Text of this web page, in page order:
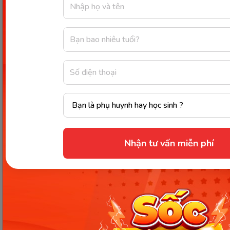
Nhận tư vấn miễn phí
nói chuyện, bắt tay, virus cảm lạnh có thể từ
không khí bám vào người bé.
Ngay khi bé đã đủ tuổi, mẹ hãy đưa bé đến các
cơ sở y tế gần nhà để tiêm phòng vắc xin cảm
lạnh cho bé. Đối với bé chưa đủ 6 tháng tuổi
chưa đủ tuổi để tiêm vắc xin, mẹ hãy chủ động
đi tiêm vắc xin phòng bệnh cho bé ngay từ khi
mang thai.
Virus cảm lạnh có thể lây lan nhanh từ người
này sang người khác thông qua vật trung gian
và chúng có thể sống trên vật trung gian
khoảng vài tiếng. Như vậy, để hạn chế trẻ sờ
vào những vật dụng mà nhiều người có thể
chạm tay vào như tay nắm cửa, lan can cầu
thang, điều khiển,...
Rửa tay: Rửa tay bằng xà phòng sát khuẩn là
cách tốt nhất để phòng bệnh do virus gây ra
trong đó có bệnh cảm lạnh. Trước khi bế bé và
cho bé ăn. Mẹ nên rửa tay thật sạch. Bỏ thói